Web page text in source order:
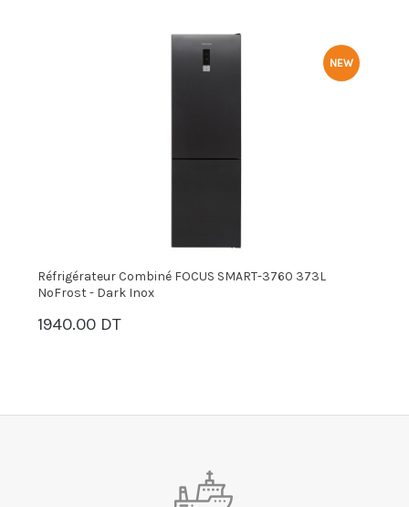
NEW
Réfrigérateur Combiné FOCUS SMART-3760 373L
NoFrost - Dark Inox
1940.00 DT
PANIER